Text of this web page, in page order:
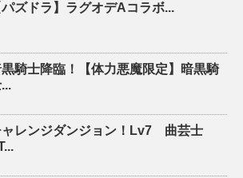
パズドラ】ラグオデAコラボ...
黒騎士降臨！【体力悪魔限定】暗黒騎
ャレンジダンジョン！Lv7 曲芸士